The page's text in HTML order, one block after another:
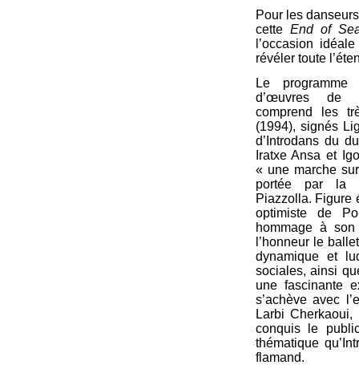
Pour les
cette End of
l’occasion
révéler toute
Le
d’œuvres de
comprend les
(1994), signés
d’Introdans du
Iratxe Ansa et
« une marche
portée par la
Piazzolla. Figure
optimiste de
hommage à
l’honneur le
dynamique et
sociales, ainsi
une fascinante
s’achève avec
Larbi
conquis le
thématique
flamand.